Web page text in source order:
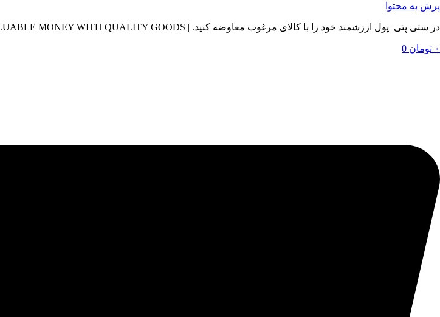
پرش به محتوا
در ستی پتی پول ارزشمند خود را با کالای مرغوب معاوضه کنید. | BY SETIPETI , EXCHANGE YOUR VALUABLE MONEY WITH QUALITY GOODS
۰ تومان 0